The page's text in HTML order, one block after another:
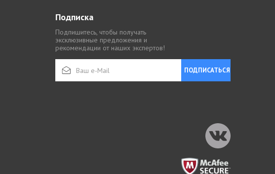
Подписка
Подпишитесь, чтобы получать
эксклюзивные предложения и
рекомендации от наших экспертов!
ПОДПИСАТЬСЯ